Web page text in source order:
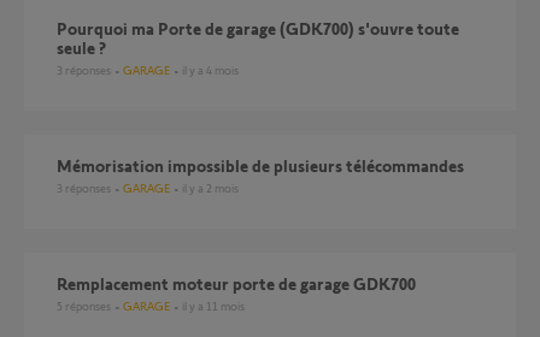
Pourquoi ma Porte de garage (GDK700) s'ouvre toute
seule ?
3 réponses GARAGE il y a 4 mois
Mémorisation impossible de plusieurs télécommandes
3 réponses GARAGE il y a 2 mois
Remplacement moteur porte de garage GDK700
5 réponses GARAGE il y a 11 mois